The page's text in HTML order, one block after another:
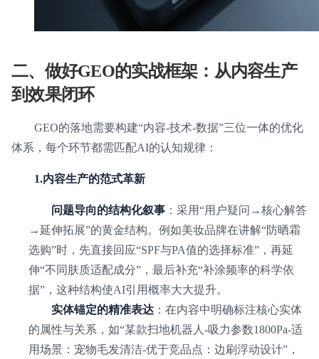
二、做好GEO的实战框架：从内容生产
到效果闭环
GEO的落地需要构建“内容-技术-数据”三位一体的优化
体系，每个环节都需匹配AI的认知规律：
1.内容生产的范式革新
问题导向的结构化叙事 ：采用“用户疑问→核心解答
→延伸拓展”的黄金结构。例如美妆品牌在讲解“防晒霜
选购”时，先直接回应“SPF与PA值的选择标准”，再延
伸“不同肤质适配成分”，最后补充“补涂频率的科学依
据”，这种结构使AI引用概率大大提升。
实体锚定的精准表达 ：在内容中明确标注核心实体
的属性与关系，如“某款扫地机器人-吸力参数1800Pa-适
用场景：宠物毛发清洁-优于竞品点：边刷浮动设计”，